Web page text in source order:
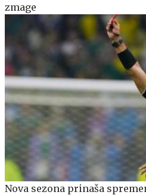
zmage
Nova sezona prinaša